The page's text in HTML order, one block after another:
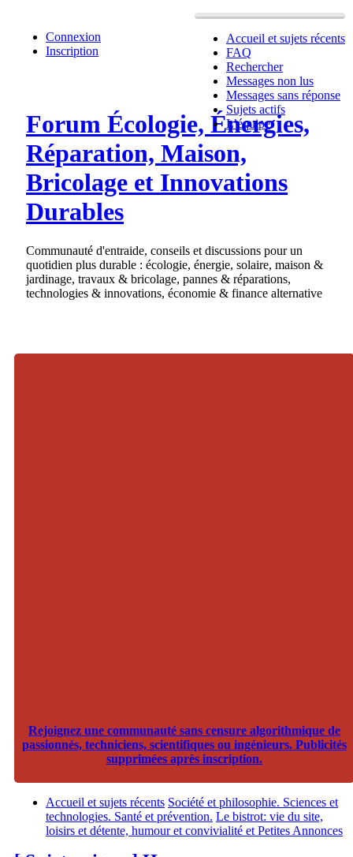
Accueil et sujets récents
FAQ
Rechercher
Messages non lus
Messages sans réponse
Sujets actifs
L’équipe
Connexion
Inscription
Forum Écologie, Énergies,
Réparation, Maison,
Bricolage et Innovations
Durables
Communauté d'entraide, conseils et discussions pour un
quotidien plus durable : écologie, énergie, solaire, maison &
jardinage, travaux & bricolage, pannes & réparations,
technologies & innovations, économie & finance alternative
Rejoignez une communauté sans censure algorithmique de
passionnés, techniciens, scientifiques ou ingénieurs. Publicités
supprimées après inscription.
Accueil et sujets récents Société et philosophie. Sciences et
technologies. Santé et prévention. Le bistrot: vie du site,
loisirs et détente, humour et convivialité et Petites Annonces